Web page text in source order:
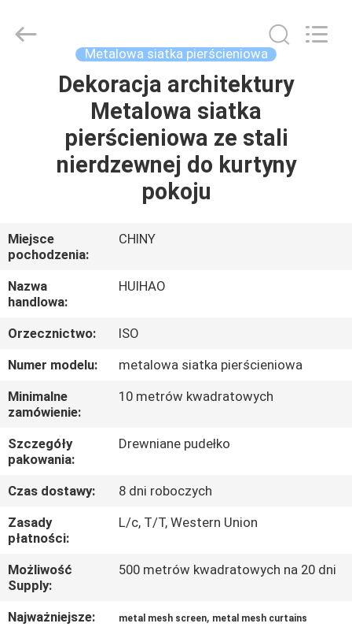
PRODUKTY
NAS
WYCIECZKA
PO
FABRYCE
KONTROLA
JAKOŚCI
SKONTAKTUJ
SIĘ
Z
NAMI
AKTUALNOŚCI
Product
Limited.
Metalowa siatka pierścieniowa
Dekoracja architektury
Metalowa siatka
pierścieniowa ze stali
nierdzewnej do kurtyny
pokoju
Miejsce
pochodzenia:
CHINY
Nazwa
handlowa:
HUIHAO
Orzecznictwo:
ISO
Numer modelu:
metalowa siatka pierścieniowa
Minimalne
zamówienie:
10 metrów kwadratowych
Szczegóły
pakowania:
Drewniane pudełko
Czas dostawy:
8 dni roboczych
Zasady
płatności:
L/c, T/T, Western Union
Możliwość
Supply:
500 metrów kwadratowych na 20 dni
Najważniejsze: metal mesh screen, metal mesh curtains